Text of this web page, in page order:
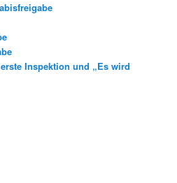
Inspektion und „Es wird